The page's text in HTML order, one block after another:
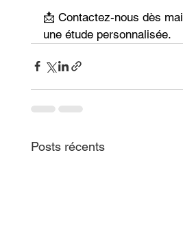
📩 Contactez-nous dès
une étude personnalisée.
Posts récents